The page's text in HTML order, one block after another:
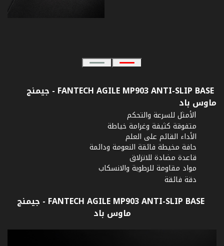
FANTECH AGILE MP903 ANTI-SLIP BASE - جيمنج
ماوس باد
الأمثل للسرعة والتحكم
متفوقة كثيفة وغرامة خياطة
الأداء القائم على العلم
حافة مخيطة فائقة النعومة ودائمة
قاعدة مضادة للانزلاق
مواد مقاومة للرطوبة والانسكاب
دقة فائقة
FANTECH AGILE MP903 ANTI-SLIP BASE - جيمنج
ماوس باد